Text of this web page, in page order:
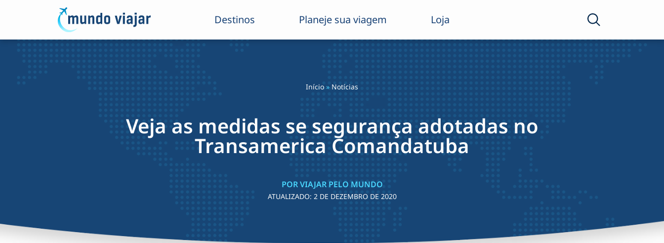
Destinos Planeje sua viagem Loja
Início » Notícias
Veja as medidas se segurança adotadas no
Transamerica Comandatuba
POR VIAJAR PELO MUNDO
ATUALIZADO: 2 DE DEZEMBRO DE 2020